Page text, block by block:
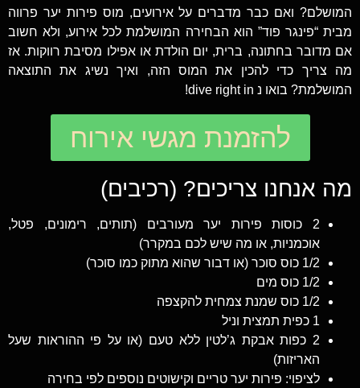
המושלם? ואם כבר מדברים על אירועים, מוס פירות יער פרווה
מבית “פינגר פוד” הוא הבחירה המושלמת לכל אירוע, ולא חשוב
אם מדובר בחתונה, ברית, יום הולדת או אפילו מסיבת רווקות. אז
מה צריך כדי להכין את המוס הזה, ואיך נשיג את התוצאה
המושלמת? בואו נ dive right in!
להזמנת מגשי אירוח
מה אנחנו צריכים? (רכיבים)
2 כוסות פירות יער מעורבים (תותים, רימונים, פטל,
אוכמניות, או מה שיש לכם במקרר)
1/2 כוס סוכר (או דבור שהוא מתוק כמו סוכר)
1/2 כוס מים
1/2 כוס שמנת צמחית להקצפה
1 כפית תמצית וניל
2 כפות אבקת ג’לטין ללא טעם (או על פי ההוראות שעל
האריזות)
לציפוי: פירות יער טריים וקישוטים נוספים לפי בחירה